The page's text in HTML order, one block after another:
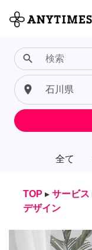
全て
search
place
TOP ▸ サービス
デザイン